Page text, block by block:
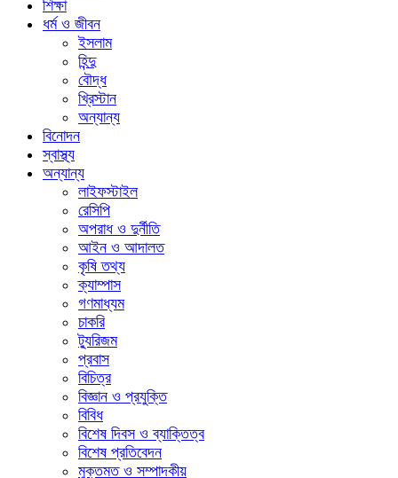
শিক্ষা
ধর্ম ও জীবন
ইসলাম
হিন্দু
বৌদ্ধ
খ্রিস্টান
অন্যান্য
বিনোদন
স্বাস্থ্য
অন্যান্য
লাইফস্টাইল
রেসিপি
অপরাধ ও দুর্নীতি
আইন ও আদালত
কৃষি তথ্য
ক্যাম্পাস
গণমাধ্যম
চাকরি
ট্যুরিজম
প্রবাস
বিচিত্র
বিজ্ঞান ও প্রযুক্তি
বিবিধ
বিশেষ দিবস ও ব্যাক্তিত্ব
বিশেষ প্রতিবেদন
মুক্তমত ও সম্পাদকীয়